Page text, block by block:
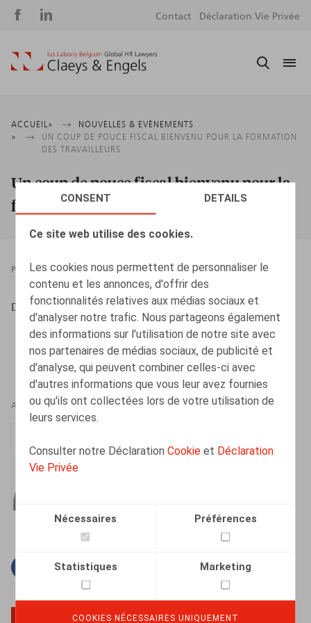
CONSENT DETAILS
Ce site web utilise des cookies.
Les cookies nous permettent de personnaliser le
contenu et les annonces, d'offrir des
fonctionnalités relatives aux médias sociaux et
d'analyser notre trafic. Nous partageons également
des informations sur l'utilisation de notre site avec
nos partenaires de médias sociaux, de publicité et
d'analyse, qui peuvent combiner celles-ci avec
d'autres informations que vous leur avez fournies
ou qu'ils ont collectées lors de votre utilisation de
leurs services.
Consulter notre DéclarationCookie et Déclaration
Vie Privée
Nécessaires Préférences
Statistiques Marketing
COOKIES NÉCESSAIRES UNIQUEMENT
Social
Contact Déclaration Vie Privée
Fil
d'Ariane
ACCUEIL
NOUVELLES & EVÈNEMENTS
UN COUP DE POUCE FISCAL BIENVENU POUR LA FORMATION
DES TRAVAILLEURS
Un coup de pouce fiscal bienvenu pour la
formation des travailleurs
PRESSROOM 31.03.2021
Dumortier, S., L'Echo, 31/03/2021, p. 17
AUTEURS
Tax Partner
Facebook
TwitterLinkedin